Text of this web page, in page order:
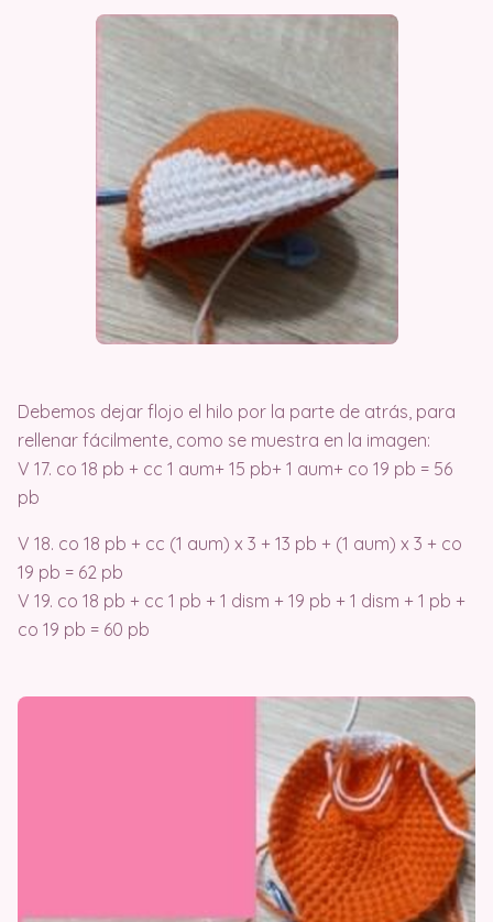
Debemos dejar flojo el hilo por la parte de atrás, para
rellenar fácilmente, como se muestra en la imagen:
V 17. co 18 pb + cc 1 aum+ 15 pb+ 1 aum+ co 19 pb = 56
pb
V 18. co 18 pb + cc (1 aum) x 3 + 13 pb + (1 aum) x 3 + co
19 pb = 62 pb
V 19. co 18 pb + cc 1 pb + 1 dism + 19 pb + 1 dism + 1 pb +
co 19 pb = 60 pb